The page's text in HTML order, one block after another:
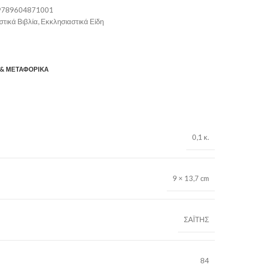
Βιβλία, Εκκλησιαστικά Είδη
ΜΕΤΑΦΟΡΙΚΆ
0,1 κ.
9 × 13,7 cm
ΣΑΪΤΗΣ
84